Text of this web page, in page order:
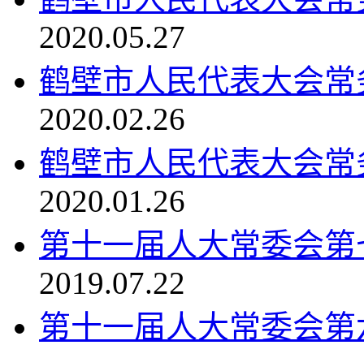
2020.05.27
鹤壁市人民代表大会
2020.02.26
鹤壁市人民代表大会
2020.01.26
第十一届人大常委会
2019.07.22
第十一届人大常委会